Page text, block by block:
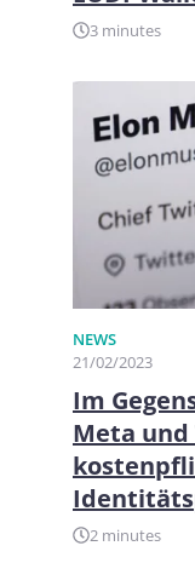
3 minutes
NEWS
21/02/2023
Im
Meta
2 minutes